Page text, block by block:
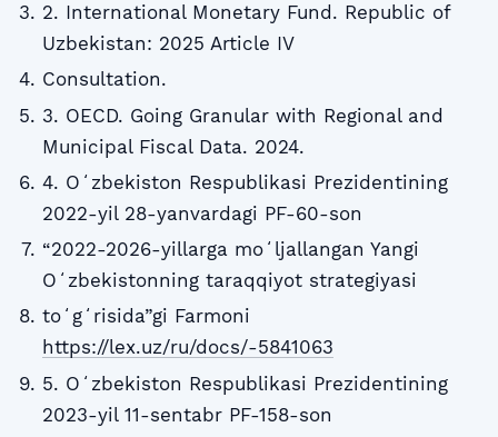
2. International Monetary Fund. Republic of
Uzbekistan: 2025 Article IV
Consultation.
3. OECD. Going Granular with Regional and
Municipal Fiscal Data. 2024.
4. Oʻzbekiston Respublikasi Prezidentining
2022-yil 28-yanvardagi PF-60-son
“2022-2026-yillarga moʻljallangan Yangi
Oʻzbekistonning taraqqiyot strategiyasi
toʻgʻrisida”gi Farmoni
https://lex.uz/ru/docs/-5841063
5. Oʻzbekiston Respublikasi Prezidentining
2023-yil 11-sentabr PF-158-son